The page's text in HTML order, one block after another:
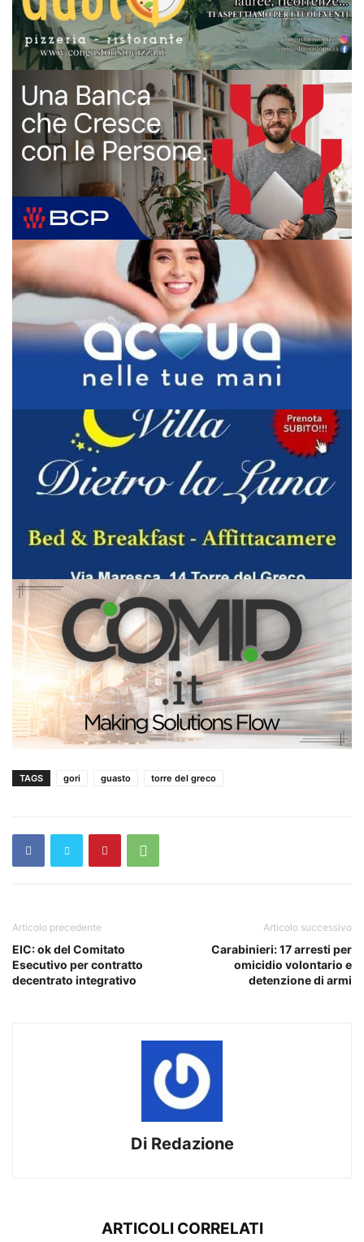
TAGS gori guasto torre del greco
Articolo precedente
EIC: ok del Comitato
Esecutivo per contratto
decentrato integrativo
Articolo successivo
Carabinieri: 17 arresti per
omicidio volontario e
detenzione di armi
Di Redazione
ARTICOLI CORRELATI